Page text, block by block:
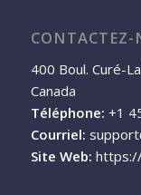
CONTACTEZ-
400 Boul. Curé-
Canada
Téléphone: +1
Courriel:
Site Web: